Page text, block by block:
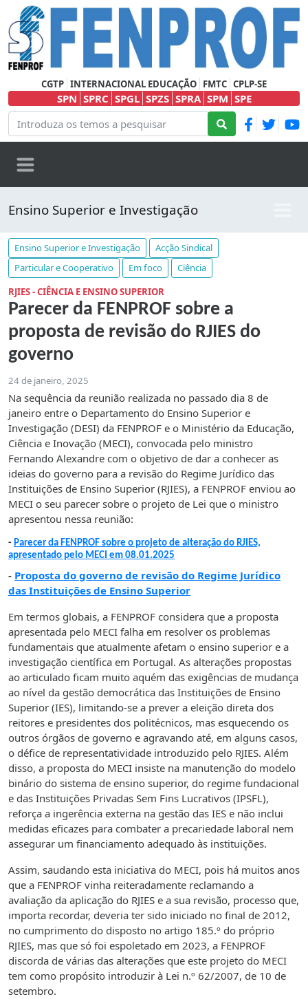
CGTP INTERNACIONAL EDUCAÇÃO FMTC CPLP-SE
SPN SPRC SPGL SPZS SPRA SPM SPE
Ensino Superior e Investigação
Ensino Superior e Investigação
Acção Sindical
Particular e Cooperativo
Em foco
Ciência
RJIES - CIÊNCIA E ENSINO SUPERIOR
Parecer da FENPROF sobre a
proposta de revisão do RJIES do
governo
24 de janeiro, 2025
Na sequência da reunião realizada no passado dia 8 de
janeiro entre o Departamento do Ensino Superior e
Investigação (DESI) da FENPROF e o Ministério da Educação,
Ciência e Inovação (MECI), convocada pelo ministro
Fernando Alexandre com o objetivo de dar a conhecer as
ideias do governo para a revisão do Regime Jurídico das
Instituições de Ensino Superior (RJIES), a FENPROF enviou ao
MECI o seu parecer sobre o projeto de Lei que o ministro
apresentou nessa reunião:
- Parecer da FENPROF sobre o projeto de alteração do RJIES,
apresentado pelo MECI em 08.01.2025
- Proposta do governo de revisão do Regime Jurídico
das Instituições de Ensino Superior
Em termos globais, a FENPROF considera que a proposta
apresentada pelo MECI falha em resolver os problemas
fundamentais que atualmente afetam o ensino superior e a
investigação científica em Portugal. As alterações propostas
ao articulado ficam muito aquém das exigências de mudança
ao nível da gestão democrática das Instituições de Ensino
Superior (IES), limitando-se a prever a eleição direta dos
reitores e presidentes dos politécnicos, mas esquecendo os
outros órgãos de governo e agravando até, em alguns casos,
o défice de representatividade introduzido pelo RJIES. Além
disso, a proposta do MECI insiste na manutenção do modelo
binário do sistema de ensino superior, do regime fundacional
e das Instituições Privadas Sem Fins Lucrativos (IPSFL),
reforça a ingerência externa na gestão das IES e não inclui
medidas eficazes para combater a precariedade laboral nem
assegurar um financiamento adequado às instituições.
Assim, saudando esta iniciativa do MECI, pois há muitos anos
que a FENPROF vinha reiteradamente reclamando a
avaliação da aplicação do RJIES e a sua revisão, processo que,
importa recordar, deveria ter sido iniciado no final de 2012,
no cumprimento do disposto no artigo 185.º do próprio
RJIES, mas que só foi espoletado em 2023, a FENPROF
discorda de várias das alterações que este projeto do MECI
tem como propósito introduzir à Lei n.º 62/2007, de 10 de
setembro.